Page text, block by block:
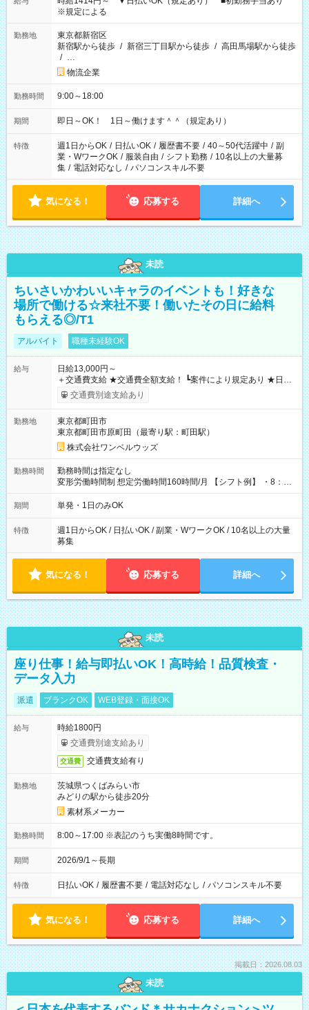
※規定による
勤務地
東京都新宿区
新宿駅から徒歩 / 新宿三丁目駅から徒歩 / 高田馬場駅から徒歩
/ …
物流企業
勤務時間 9:00～18:00
期間 即日～OK！ 1日～働けます＾＾（規定あり）
特徴 週1日からOK / 日払いOK / 履歴書不要 / 40～50代活躍中 / 副
業・WワークOK / 服装自由 / シフト勤務 / 10名以上の大量募
集 / 電話対応なし / パソコンスキル不要
気になる！ 応募する 詳細へ
未読
ちいさいかわいいキャラのイベントも！好きな
場所で働ける☆来社不要！働いたその日に給料
もらえる◎/T1
アルバイト 職種未経験OK
給与
日給13,000円～
＋交通費支給 ★交通費全額支給！ ┗案件により規定あり ★日払
いOK！（規定あり） ┗働いたその日に現金GET♪ お仕事後はコ
ンビニATMから 日払い分を引き落とせます！ 【試用期間】試
交通費別途支給あり
勤務地
東京都町田市
東京都町田市原町田（最寄り駅：町田駅）
株式会社ワンベルウッズ
勤務時間
勤務時間は指定なし
変形労働時間制 想定労働時間160時間/月 【シフト例】 ・8：00
～21：00
期間 単発・1日のみOK
特徴
週1日からOK / 日払いOK / 副業・WワークOK / 10名以上の大量
募集
気になる！ 応募する 詳細へ
未読
座り仕事！給与即払いOK！高時給！品質検査・
データ入力
派遣 ブランクOK WEB登録・面接OK
給与
時給1800円
交通費別途支給あり
交通費 交通費支給有り
勤務地
茨城県つくばみらい市
みどりの駅から徒歩20分
素材系メーカー
勤務時間 8:00～17:00 ※表記のうち実働8時間です。
期間 2026/9/1～長期
特徴 日払いOK / 履歴書不要 / 電話対応なし / パソコンスキル不要
気になる！ 応募する 詳細へ
掲載日：2026.08.03
未読